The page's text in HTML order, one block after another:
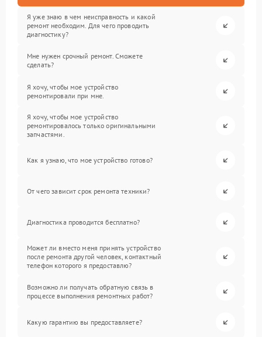
Я уже знаю в чем неисправность и какой
ремонт необходим. Для чего проводить
диагностику?
Мне нужен срочный ремонт. Сможете
сделать?
Я хочу, чтобы мое устройство
ремонтировали при мне.
Я хочу, чтобы мое устройство
ремонтировалось только оригинальными
запчастями.
Как я узнаю, что мое устройство готово?
От чего зависит срок ремонта техники?
Диагностика проводится бесплатно?
Может ли вместо меня принять устройство
после ремонта другой человек, контактный
телефон которого я предоставлю?
Возможно ли получать обратную связь в
процессе выполнения ремонтных работ?
Какую гарантию вы предоставляете?